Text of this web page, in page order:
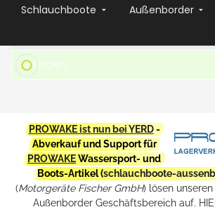
Schlauchboote Außenborder
PROWAKE ist nun bei YERD-
Abverkauf und Support für
PROWAKEWassersport- und
Boots-Artikel (schlauchboote-
(Motorgeräte Fischer GmbH) lösen
Außenborder Geschäftsbereich auf.